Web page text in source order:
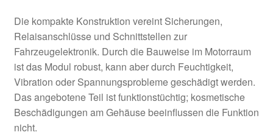
Die kompakte Konstruktion vereint Sicherungen,
Relaisanschlüsse und Schnittstellen zur
Fahrzeugelektronik. Durch die Bauweise im Motorraum
ist das Modul robust, kann aber durch Feuchtigkeit,
Vibration oder Spannungsprobleme geschädigt werden.
Das angebotene Teil ist funktionstüchtig; kosmetische
Beschädigungen am Gehäuse beeinflussen die Funktion
nicht.